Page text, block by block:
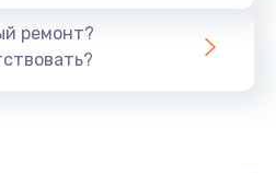
ремонт?